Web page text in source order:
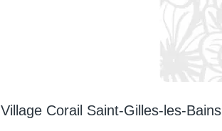
Village Corail Saint-Gilles-les-Bains